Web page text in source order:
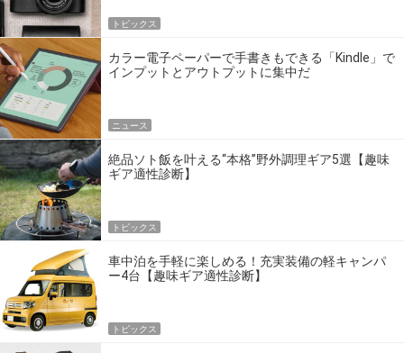
トピックス
カラー電子ペーパーで手書きもできる「Kindle」で
インプットとアウトプットに集中だ
ニュース
絶品ソト飯を叶える“本格”野外調理ギア5選【趣味
ギア適性診断】
トピックス
車中泊を手軽に楽しめる！充実装備の軽キャンパ
ー4台【趣味ギア適性診断】
トピックス